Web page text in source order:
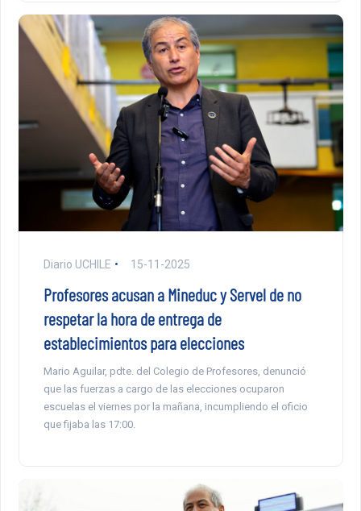
Diario UCHILE 15-11-2025
Profesores acusan a Mineduc y Servel de no
respetar la hora de entrega de
establecimientos para elecciones
Mario Aguilar, pdte. del Colegio de Profesores, denunció
que las fuerzas a cargo de las elecciones ocuparon
escuelas el viernes por la mañana, incumpliendo el oficio
que fijaba las 17:00.